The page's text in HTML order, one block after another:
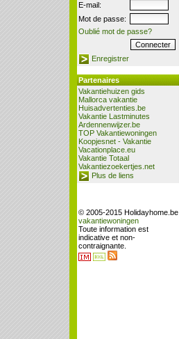
E-mail:
Mot de passe:
Oublié mot de passe?
Enregistrer
Partenaires
Vakantiehuizen gids
Mallorca vakantie
Huisadvertenties.be
Vakantie Lastminutes
Ardennenwijzer.be
TOP Vakantiewoningen
Koopjesnet - Vakantie
Vacationplace.eu
Vakantie Totaal
Vakantiezoekertjes.net
Plus de liens
© 2005-2015 Holidayhome.be
vakantiewoningen
Toute information est
indicative et non-
contraignante.